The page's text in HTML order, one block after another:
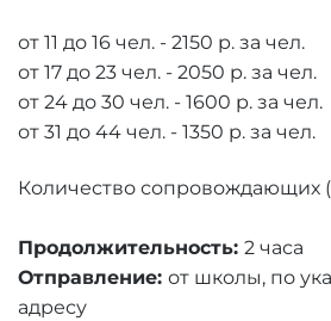
от 11 до 16 чел. - 2150 р. за чел.
от 17 до 23 чел. - 2050 р. за чел.
от 24 до 30 чел. - 1600 р. за чел.
от 31 до 44 чел. - 1350 р. за чел.
Количество сопровождающих
Продолжительность: 2 часа
Отправление: от школы, по
адресу